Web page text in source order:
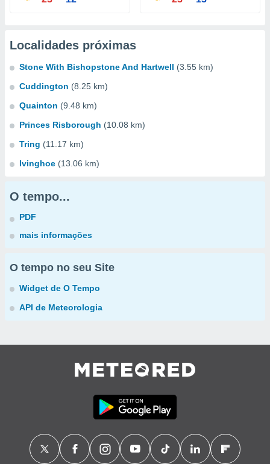
Localidades próximas
Stone With Bishopstone And Hartwell (3.55 km)
Cuddington (8.25 km)
Quainton (9.48 km)
Princes Risborough (10.08 km)
Tring (11.17 km)
Ivinghoe (13.06 km)
O tempo...
PDF
mais informações
O tempo no seu Site
Widget de O Tempo
API de Meteorologia